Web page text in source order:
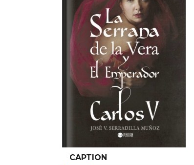
CAPTION